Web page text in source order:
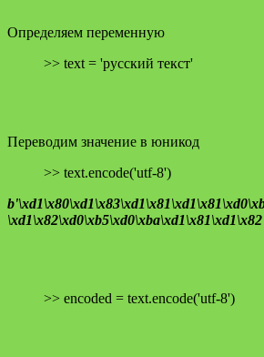
Определяем переменную
>> text = 'русский текст'
Переводим значение в юникод
>> text.encode('utf-8')
>> encoded = text.encode('utf-8')